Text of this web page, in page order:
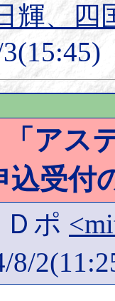
輝、四
「アス
込受付
Ｄポ
8/